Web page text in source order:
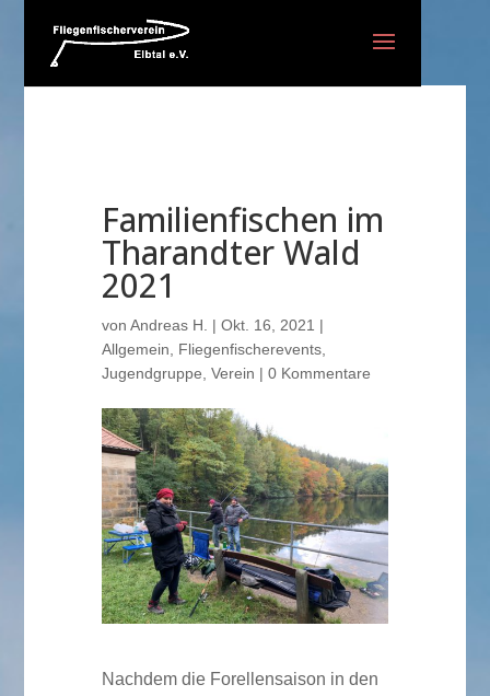
Familienfischen im
Tharandter Wald
2021
von Andreas H. | Okt. 16, 2021 |
Allgemein
Fliegenfischerevents,
Jugendgruppe Verein | 0 Kommentare
Nachdem die Forellensaison in den